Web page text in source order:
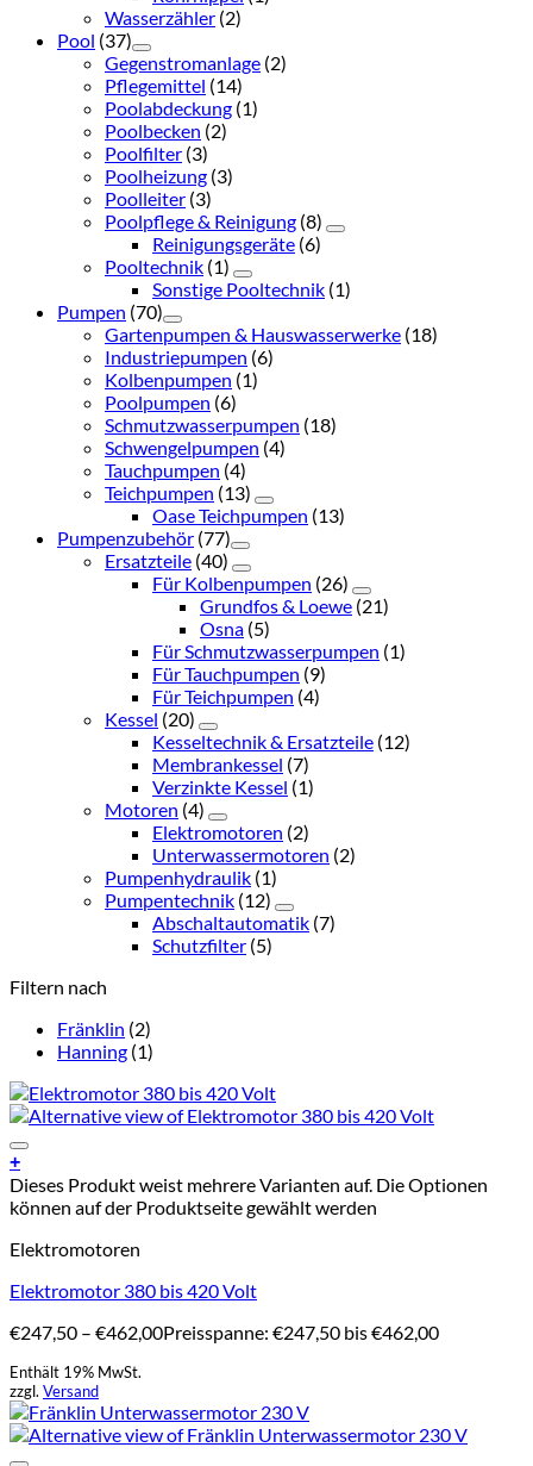
Wasserzähler (2)
Pool (37)
Gegenstromanlage (2)
Pflegemittel (14)
Poolabdeckung (1)
Poolbecken (2)
Poolfilter (3)
Poolheizung (3)
Poolleiter (3)
Poolpflege & Reinigung (8)
Reinigungsgeräte (6)
Pooltechnik (1)
Sonstige Pooltechnik (1)
Pumpen (70)
Gartenpumpen & Hauswasserwerke (18)
Industriepumpen (6)
Kolbenpumpen (1)
Poolpumpen (6)
Schmutzwasserpumpen (18)
Schwengelpumpen (4)
Tauchpumpen (4)
Teichpumpen (13)
Oase Teichpumpen (13)
Pumpenzubehör (77)
Ersatzteile (40)
Für Kolbenpumpen (26)
Grundfos & Loewe (21)
Osna (5)
Für Schmutzwasserpumpen (1)
Für Tauchpumpen (9)
Für Teichpumpen (4)
Kessel (20)
Kesseltechnik & Ersatzteile (12)
Membrankessel (7)
Verzinkte Kessel (1)
Motoren (4)
Elektromotoren (2)
Unterwassermotoren (2)
Pumpenhydraulik (1)
Pumpentechnik (12)
Abschaltautomatik (7)
Schutzfilter (5)
Filtern nach
Fränklin (2)
Hanning (1)
+
Dieses Produkt weist mehrere Varianten auf. Die Optionen
können auf der Produktseite gewählt werden
Elektromotoren
Elektromotor 380 bis 420 Volt
€247,50 – €462,00Preisspanne: €247,50 bis €462,00
Enthält 19% MwSt.
zzgl. Versand